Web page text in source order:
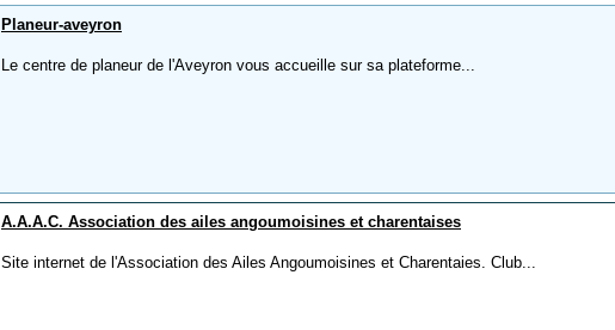
Planeur-aveyron
Le centre de planeur de l'Aveyron vous accueille sur sa plateforme...
A.A.A.C. Association des ailes angoumoisines et charentaises
Site internet de l'Association des Ailes Angoumoisines et Charentaies. Club...